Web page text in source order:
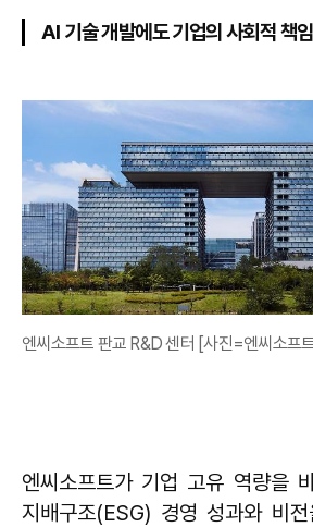
AI 기술 개발에도 기업의 사회적 책
엔씨소프트 판교 R&D 센터 [사진=엔씨소프
엔씨소프트가 기업 고유 역량을
지배구조(ESG) 경영 성과와 비